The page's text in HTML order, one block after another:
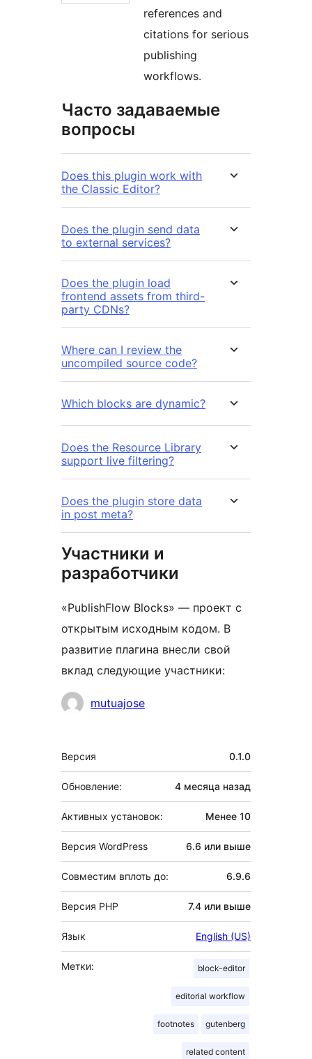
references and
citations for serious
publishing
workflows.
Часто задаваемые
вопросы
Does this plugin work with
the Classic Editor?
Does the plugin send data
to external services?
Does the plugin load
frontend assets from third-
party CDNs?
Where can I review the
uncompiled source code?
Which blocks are dynamic?
Does the Resource Library
support live filtering?
Does the plugin store data
in post meta?
Участники и
разработчики
«PublishFlow Blocks» — проект с
открытым исходным кодом. В
развитие плагина внесли свой
вклад следующие участники:
Участникиmutuajose
Мета
Версия 0.1.0
Обновление: 4 месяца назад
Активных установок: Менее 10
Версия WordPress 6.6 или выше
Совместим вплоть до: 6.9.6
Версия PHP 7.4 или выше
Язык English (US)
Метки: block-editor
editorial workflow
footnotes gutenberg
related content